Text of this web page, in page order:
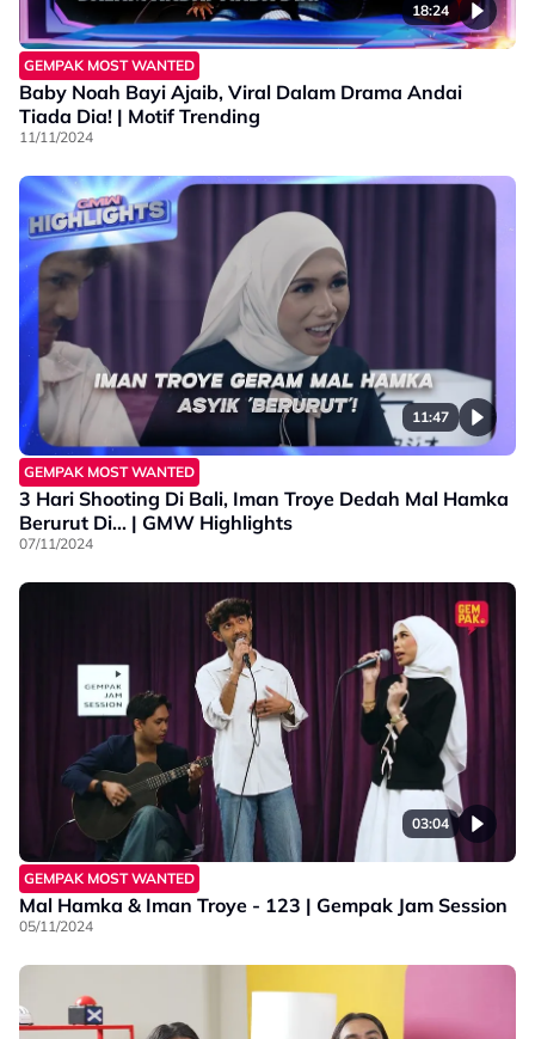
18:24
GEMPAK MOST WANTED
Baby Noah Bayi Ajaib, Viral Dalam Drama Andai
Tiada Dia! | Motif Trending
11/11/2024
11:47
GEMPAK MOST WANTED
3 Hari Shooting Di Bali, Iman Troye Dedah Mal Hamka
Berurut Di... | GMW Highlights
07/11/2024
03:04
GEMPAK MOST WANTED
Mal Hamka & Iman Troye - 123 | Gempak Jam Session
05/11/2024